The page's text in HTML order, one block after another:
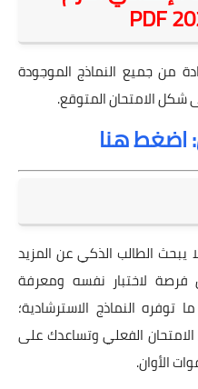
من جميع النماذج الموجودة
شكل الامتحان المتوقع.
اضغط هنا
يبحث الطالب الذكي عن المزيد
لاختبار نفسه ومعرفة
النماذج الاسترشادية؛
الفعلي وتساعدك على
الأوان.